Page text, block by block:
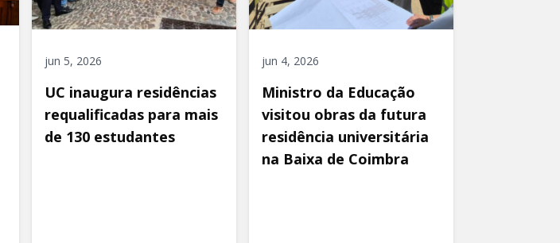
jun 5, 2026
UC inaugura residências
requalificadas para mais
de 130 estudantes
jun 4, 2026
Ministro da Educação
visitou obras da futura
residência universitária
na Baixa de Coimbra